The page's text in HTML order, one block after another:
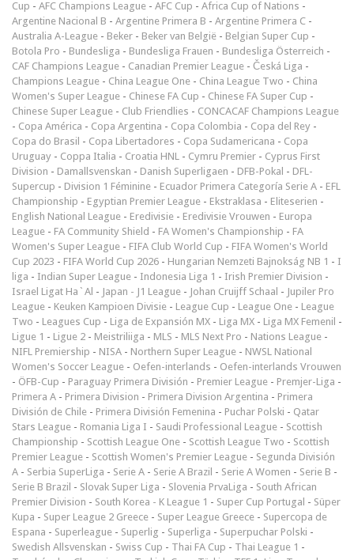
Cup - AFC Champions League - AFC Cup - Africa Cup of Nations -
Argentine Nacional B - Argentine Primera B - Argentine Primera C -
Australia A-League - Beker - Beker van België - Belgian Super Cup -
Botola Pro - Bundesliga - Bundesliga Frauen - Bundesliga Österreich -
CAF Champions League - Canadian Premier League - Česká Liga -
Champions League - China League One - China League Two - China
Women's Super League - Chinese FA Cup - Chinese FA Super Cup -
Chinese Super League - Club Friendlies - CONCACAF Champions League
- Copa América - Copa Argentina - Copa Colombia - Copa del Rey -
Copa do Brasil - Copa Libertadores - Copa Sudamericana - Copa
Uruguay - Coppa Italia - Croatia HNL - Cymru Premier - Cyprus First
Division - Damallsvenskan - Danish Superligaen - DFB-Pokal - DFL-
Supercup - Division 1 Féminine - Ecuador Primera Categoría Serie A - EFL
Championship - Egyptian Premier League - Ekstraklasa - Eliteserien -
English National League - Eredivisie - Eredivisie Vrouwen - Europa
League - FA Community Shield - FA Women's Championship - FA
Women's Super League - FIFA Club World Cup - FIFA Women's World
Cup 2023 - FIFA World Cup 2026 - Hungarian Nemzeti Bajnokság NB 1 - I
liga - Indian Super League - Indonesia Liga 1 - Irish Premier Division -
Israel Ligat Ha`Al - Japan - J1 League - Johan Cruijff Schaal - Jupiler Pro
League - Keuken Kampioen Divisie - League Cup - League One - League
Two - Leagues Cup - Liga de Expansión MX - Liga MX - Liga MX Femenil -
Ligue 1 - Ligue 2 - Meistriliiga - MLS - MLS Next Pro - Nations League -
NIFL Premiership - NISA - Northern Super League - NWSL National
Women's Soccer League - Oefen-interlands - Oefen-interlands Vrouwen
- ÖFB-Cup - Paraguay Primera División - Premier League - Premjer-Liga -
Primera A - Primera Division - Primera Division Argentina - Primera
División de Chile - Primera División Femenina - Puchar Polski - Qatar
Stars League - Romania Liga I - Saudi Professional League - Scottish
Championship - Scottish League One - Scottish League Two - Scottish
Premier League - Scottish Women's Premier League - Segunda División
A - Serbia SuperLiga - Serie A - Serie A Brazil - Serie A Women - Serie B -
Serie B Brazil - Slovak Super Liga - Slovenia PrvaLiga - South African
Premier Division - South Korea - K League 1 - Super Cup Portugal - Süper
Kupa - Super League 2 Greece - Super League Greece - Supercopa de
Espana - Superleague - Superlig - Superliga - Superpuchar Polski -
Swedish Allsvenskan - Swiss Cup - Thai FA Cup - Thai League 1 -